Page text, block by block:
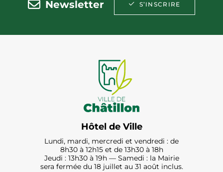
Newsletter S’INSCRIRE
Hôtel de Ville
Lundi, mardi, mercredi et vendredi : de
8h30 à 12h15 et de 13h30 à 18h
Jeudi : 13h30 à 19h — Samedi : la Mairie
sera fermée du 18 juillet au 31 août inclus.